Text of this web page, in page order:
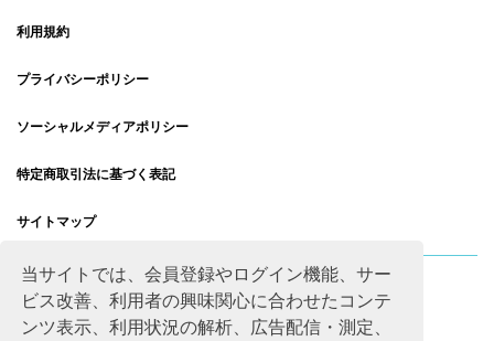
当サイトでは、会員登録やログイン機能、サー
ビス改善、利用者の興味関心に合わせたコンテ
ンツ表示、利用状況の解析、広告配信・測定、
利用規約
プライバシーポリシー
ソーシャルメディアポリシー
特定商取引法に基づく表記
サイトマップ